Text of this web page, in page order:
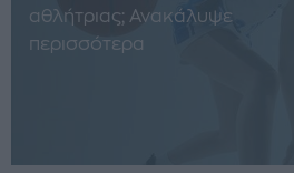
αθλήτριας; Ανακάλυψε
περισσότερα